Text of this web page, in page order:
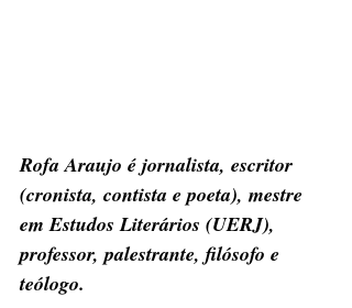
Rofa Araujo é jornalista, escritor
(cronista, contista e poeta), mestre
em Estudos Literários (UERJ),
professor, palestrante, filósofo e
teólogo.